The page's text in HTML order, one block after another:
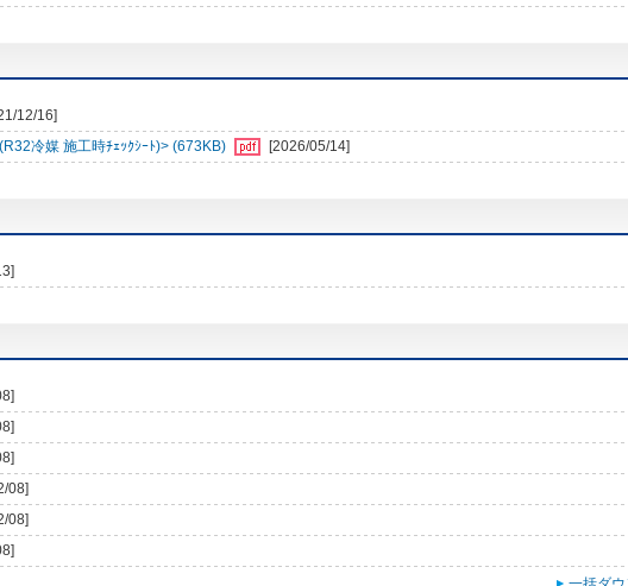
12/16]
冷媒 施工時ﾁｪｯｸｼｰﾄ)> (673KB)
[2026/05/14]
08]
08]